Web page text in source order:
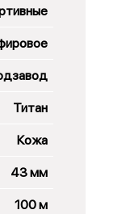
Титан
Кожа
43 мм
100 м